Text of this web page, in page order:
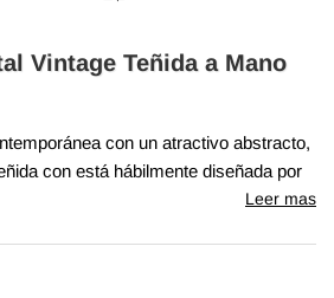
Vintage Teñida a Mano
con un atractivo abstracto,
con está hábilmente diseñada por
vintage anudada a mano. Tejida
por esquilar para bajar la pila y
Leer mas